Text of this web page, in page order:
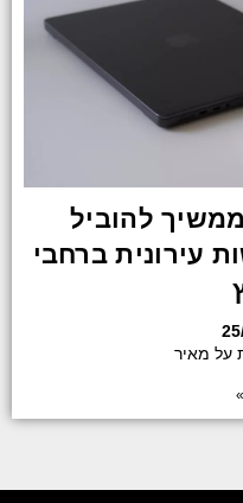
ממשיך להוביל
עירונית ברחבי
על מאיר